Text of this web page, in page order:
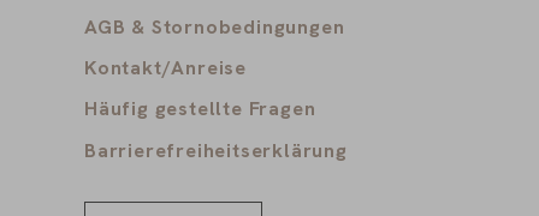
AGB & Stornobedingungen
Kontakt/Anreise
Häufig gestellte Fragen
Barrierefreiheitserklärung